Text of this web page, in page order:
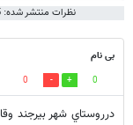
نظرات منتشر شده: 5
بی نام
0
0
درروستاي شهر بيرجند